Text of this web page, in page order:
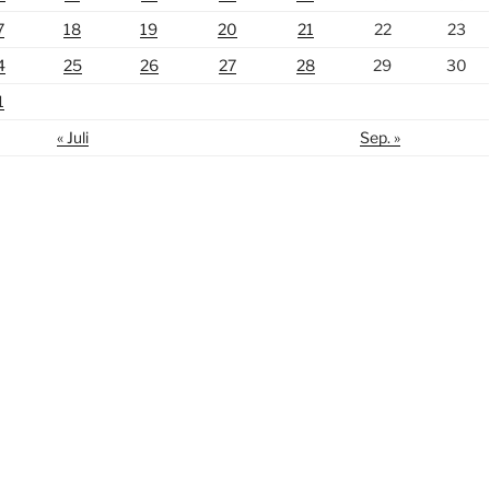
18 19 20 21 22
23
25 26 27 28 29
30
« Juli
Sep. »